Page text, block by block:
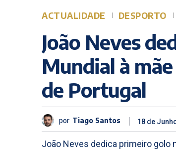
ACTUALIDADE DESPORTO
João Neves
Mundial à
de Portugal
por Tiago Santos 18 de
João Neves dedica primeiro golo